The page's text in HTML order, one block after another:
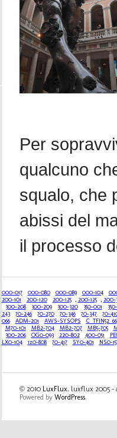
Per
qualcuno
squalo, che
abissi del
il processo
000-017 000-080 000-089 000-104
200-101
200-120 200-125, 200-125, 200-
300-208
300-209 300-320 350-001
243
70-246 70-270 70-346 70-347 70-
066
ADM-201 AWS-SYSOPS C_TFIN52_66
M70-101
MB2-704 MB2-707 MB5-705
300-206
OG0-093 220-802 400-051
LX0-104
1z0-808 70-417 SY0-401 NS0-
© 2010 LuxFlux. luxflux 2005 -
Powered by WordPress.